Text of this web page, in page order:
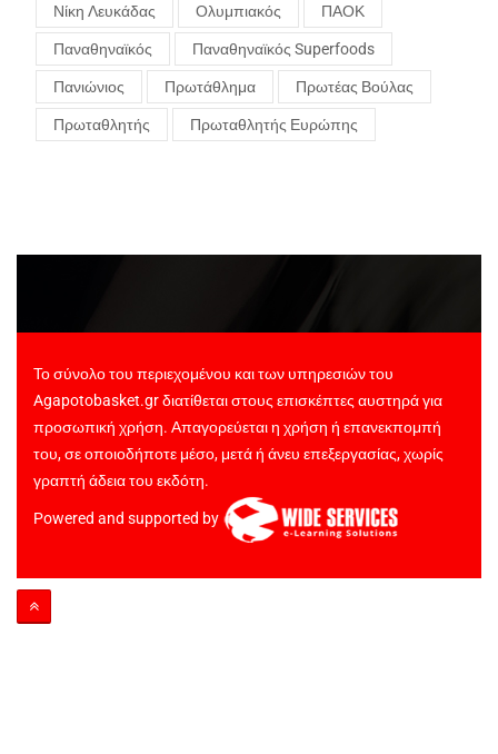
Νίκη Λευκάδας Ολυμπιακός ΠΑΟΚ
Παναθηναϊκός Παναθηναϊκός Superfoods
Πανιώνιος Πρωτάθλημα Πρωτέας Βούλας
Πρωταθλητής Πρωταθλητής Ευρώπης
Το σύνολο του περιεχομένου και των υπηρεσιών του
Agapotobasket.gr διατίθεται στους επισκέπτες αυστηρά για
προσωπική χρήση. Απαγορεύεται η χρήση ή επανεκπομπή
του, σε οποιοδήποτε μέσο, μετά ή άνευ επεξεργασίας, χωρίς
γραπτή άδεια του εκδότη.
Powered and supported by